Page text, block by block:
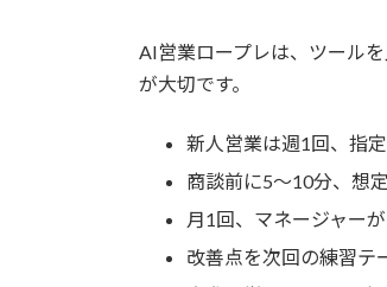
AI営業ロープレは、ツール
が大切です。
新人営業は週1回、指
商談前に5〜10分、想
月1回、マネージャー
改善点を次回の練習テ